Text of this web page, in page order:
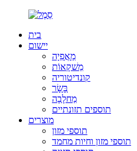
בית
יישום
מַאֲפִיָה
מַשׁקָאוֹת
קונדיטוריה
בָּשָׂר
מַחלָבָה
תוספים תזונתיים
מוצרים
תוספי מזון
תוספי מזון וחיות מחמד